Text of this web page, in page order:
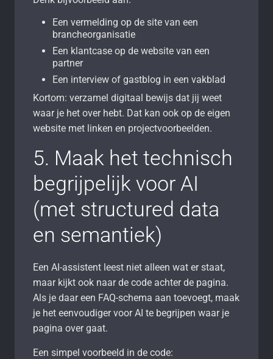
Een vermelding op de site van een
brancheorganisatie
Een klantcase op de website van een
partner
Een interview of gastblog in een vakblad
Kortom: verzamel digitaal bewijs dat jij weet
waar je het over hebt. Dat kan ook op de eigen
website met linken en projectvoorbeelden.
5. Maak het technisch
begrijpelijk voor AI
(met structured data
en semantiek)
Een AI-assistent leest niet alleen wat er staat,
maar kijkt ook naar de code achter de pagina.
Als je daar een FAQ-schema aan toevoegt, maak
je het eenvoudiger voor AI te begrijpen waar je
pagina over gaat.
Een simpel voorbeeld in de code: